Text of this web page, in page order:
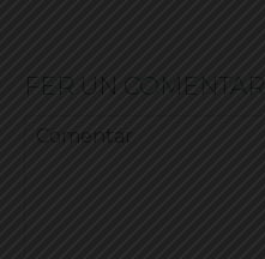
FER UN COMENTARI